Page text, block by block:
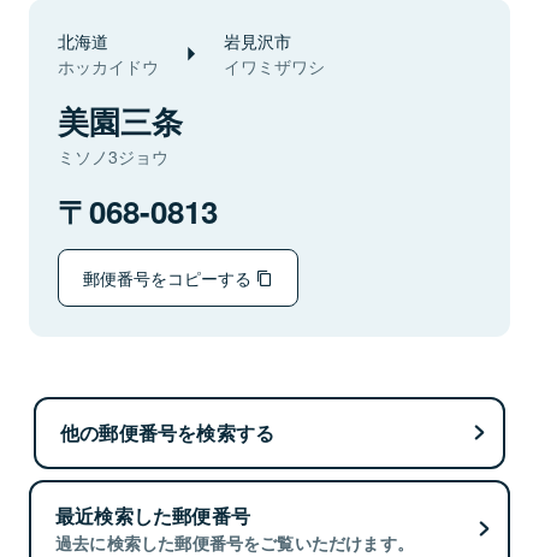
北海道
ホッカイドウ
岩見沢市
イワミザワシ
美園三条
ミソノ3ジョウ
068-0813
郵便番号をコピーする
他の郵便番号を検索する
最近検索した郵便番号
過去に検索した郵便番号をご覧いただけます。